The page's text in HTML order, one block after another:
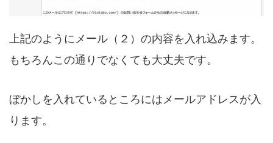
上記のようにメール（２）の内容を入れ込みます。
もちろんこの通りでなくても大丈夫です。
ぼかしを入れているところにはメールアドレスが入
ります。